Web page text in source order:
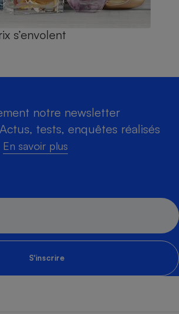
s’envolent
notre newsletter
tests, enquêtes réalisés
En savoir plus
S'inscrire